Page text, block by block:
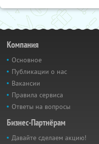
Компания
Основное
Публикации о нас
Вакансии
Правила сервиса
Ответы на вопросы
Бизнес-Партнёрам
Давайте сделаем акцию!